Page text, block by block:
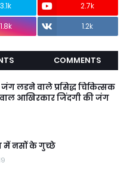
3.1k
2.7k
1.8k 1.2k
COMMENTS
लडने वाले प्रसिद्ध चिकित्सक
आखिरकार जिंदगी की जंग
में नसों के गुच्छे